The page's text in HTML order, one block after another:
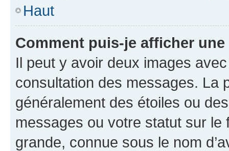
Haut
Comment puis-je afficher
Il peut y avoir deux images
consultation des messages. La
généralement des étoiles ou
messages ou votre statut sur
grande, connue sous le nom